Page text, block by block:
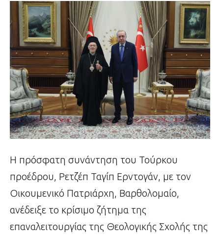
Η πρόσφατη συνάντηση του Τούρκου
προέδρου, Ρετζέπ Ταγίπ Ερντογάν, με τον
Οικουμενικό Πατριάρχη, Βαρθολομαίο,
ανέδειξε το κρίσιμο ζήτημα της
επαναλειτουργίας της Θεολογικής Σχολής της